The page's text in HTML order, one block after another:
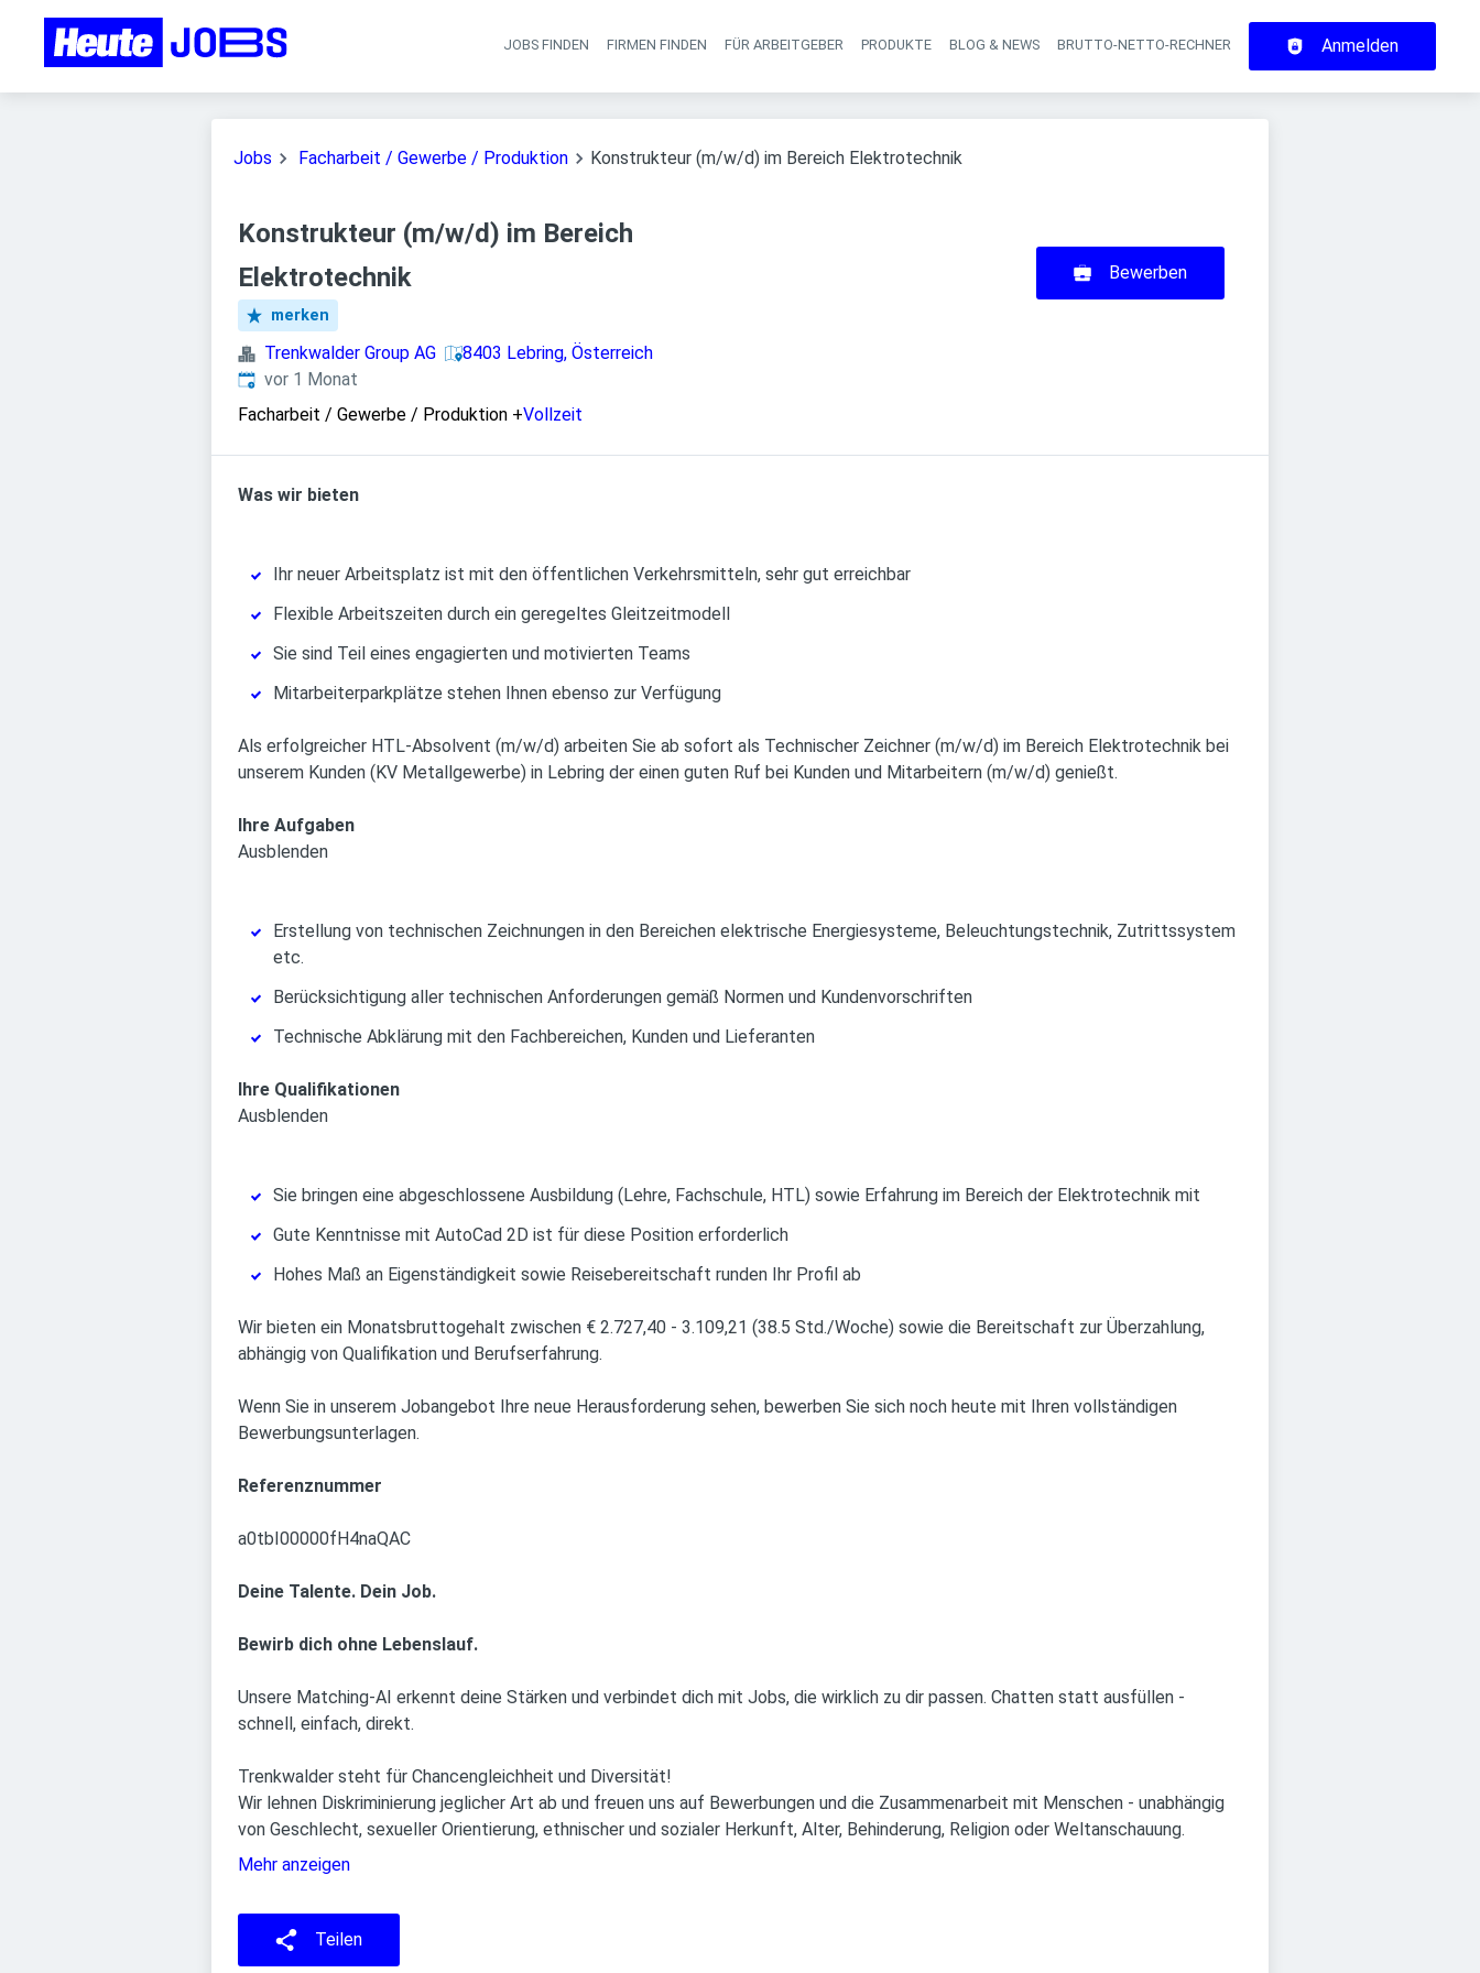
Haupt-Navigation
JOBS FINDEN FIRMEN FINDEN FÜR ARBEITGEBER PRODUKTE BLOG & NEWS BRUTTO-NETTO-RECHNER Anmelden
Jobs Facharbeit / Gewerbe / Produktion Konstrukteur (m/w/d) im Bereich Elektrotechnik
Konstrukteur (m/w/d) im Bereich
Elektrotechnik
merken
Trenkwalder Group AG
8403 Lebring, Österreich
Veröffentlicht:
vor 1 Monat
Facharbeit / Gewerbe / Produktion +Vollzeit
Bewerben
Was wir bieten
Ihr neuer Arbeitsplatz ist mit den öffentlichen Verkehrsmitteln, sehr gut erreichbar
Flexible Arbeitszeiten durch ein geregeltes Gleitzeitmodell
Sie sind Teil eines engagierten und motivierten Teams
Mitarbeiterparkplätze stehen Ihnen ebenso zur Verfügung
Als erfolgreicher HTL-Absolvent (m/w/d) arbeiten Sie ab sofort als Technischer Zeichner (m/w/d) im Bereich Elektrotechnik bei
unserem Kunden (KV Metallgewerbe) in Lebring der einen guten Ruf bei Kunden und Mitarbeitern (m/w/d) genießt.
Ihre Aufgaben
Ausblenden
Erstellung von technischen Zeichnungen in den Bereichen elektrische Energiesysteme, Beleuchtungstechnik, Zutrittssystem
etc.
Berücksichtigung aller technischen Anforderungen gemäß Normen und Kundenvorschriften
Technische Abklärung mit den Fachbereichen, Kunden und Lieferanten
Ihre Qualifikationen
Ausblenden
Sie bringen eine abgeschlossene Ausbildung (Lehre, Fachschule, HTL) sowie Erfahrung im Bereich der Elektrotechnik mit
Gute Kenntnisse mit AutoCad 2D ist für diese Position erforderlich
Hohes Maß an Eigenständigkeit sowie Reisebereitschaft runden Ihr Profil ab
Wir bieten ein Monatsbruttogehalt zwischen € 2.727,40 - 3.109,21 (38.5 Std./Woche) sowie die Bereitschaft zur Überzahlung,
abhängig von Qualifikation und Berufserfahrung.
Wenn Sie in unserem Jobangebot Ihre neue Herausforderung sehen, bewerben Sie sich noch heute mit Ihren vollständigen
Bewerbungsunterlagen.
Referenznummer
a0tbI00000fH4naQAC
Deine Talente. Dein Job.
Bewirb dich ohne Lebenslauf.
Unsere Matching-AI erkennt deine Stärken und verbindet dich mit Jobs, die wirklich zu dir passen. Chatten statt ausfüllen -
schnell, einfach, direkt.
Trenkwalder steht für Chancengleichheit und Diversität!
Wir lehnen Diskriminierung jeglicher Art ab und freuen uns auf Bewerbungen und die Zusammenarbeit mit Menschen - unabhängig
von Geschlecht, sexueller Orientierung, ethnischer und sozialer Herkunft, Alter, Behinderung, Religion oder Weltanschauung.
Mehr anzeigen
Teilen